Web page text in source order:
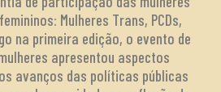
Mulheres Trans, PCDs,
na primeira edição, o evento de
apresentou aspectos
avanços das políticas públicas